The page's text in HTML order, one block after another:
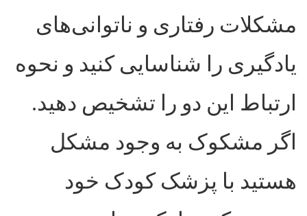
مشکلات رفتاری و ناتوانی‌های
یادگیری را شناسایی کنید و نحوه
ارتباط این دو را تشخیص دهید.
اگر مشکوک به وجود مشکل
هستید با پزشک کودک خود